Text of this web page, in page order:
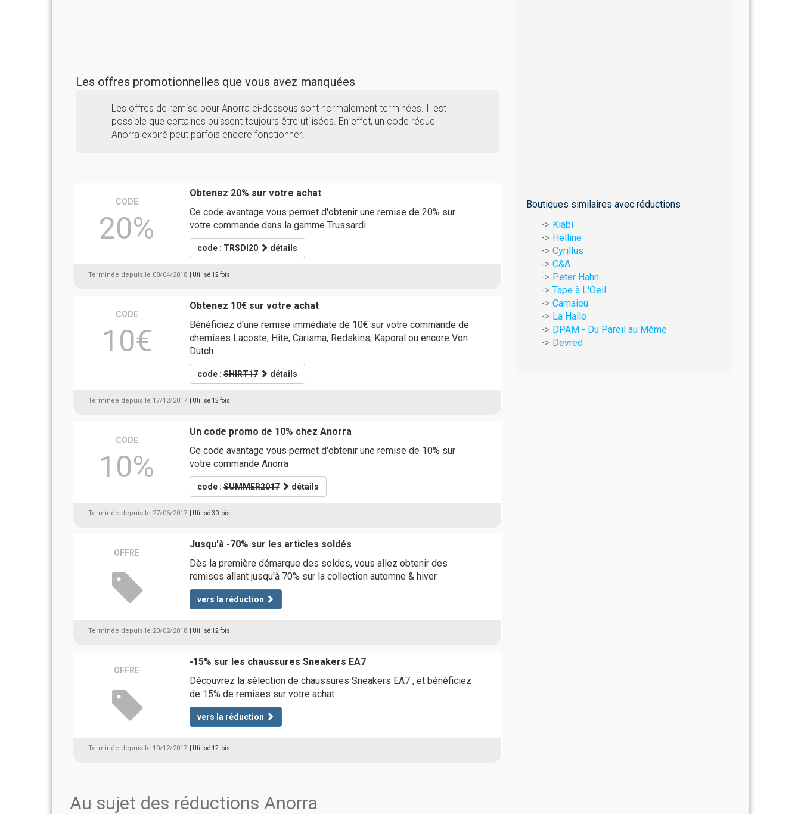
Les offres promotionnelles que vous avez manquées
Les offres de remise pour Anorra ci-dessous sont normalement terminées. Il est
possible que certaines puissent toujours être utilisées. En effet, un code réduc
Anorra expiré peut parfois encore fonctionner.
CODE
20%
Obtenez 20% sur votre achat
Ce code avantage vous permet d'obtenir une remise de 20% sur
votre commande dans la gamme Trussardi
code :TRSDI20 détails
Terminée depuis le 08/04/2018 | Utilisé 12 fois
CODE
10€
Obtenez 10€ sur votre achat
Bénéficiez d'une remise immédiate de 10€ sur votre commande de
chemises Lacoste, Hite, Carisma, Redskins, Kaporal ou encore Von
Dutch
code :SHIRT17 détails
Terminée depuis le 17/12/2017 | Utilisé 12 fois
CODE
10%
Un code promo de 10% chez Anorra
Ce code avantage vous permet d'obtenir une remise de 10% sur
votre commande Anorra
code :SUMMER2017 détails
Terminée depuis le 27/06/2017 | Utilisé 30 fois
OFFRE
Jusqu'à -70% sur les articles soldés
Dès la première démarque des soldes, vous allez obtenir des
remises allant jusqu'à 70% sur la collection automne & hiver
vers la réduction
Terminée depuis le 20/02/2018 | Utilisé 12 fois
OFFRE
-15% sur les chaussures Sneakers EA7
Découvrez la sélection de chaussures Sneakers EA7 , et bénéficiez
de 15% de remises sur votre achat
vers la réduction
Terminée depuis le 10/12/2017 | Utilisé 12 fois
Au sujet des réductions Anorra
Boutiques similaires avec réductions
Kiabi
Helline
Cyrillus
C&A
Peter Hahn
Tape à L'Oeil
Camaieu
La Halle
DPAM - Du Pareil au Même
Devred